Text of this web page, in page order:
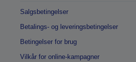
Salgsbetingelser
Betalings- og leveringsbetingelser
Betingelser for brug
Vilkår for online-kampagner